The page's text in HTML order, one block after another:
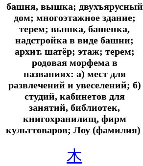
башня, вышка; двухъярусный
дом; многоэтажное здание;
терем; вышка, башенка,
надстройка в виде башни;
архит. шатёр; этаж; терем;
родовая морфема в
названиях: а) мест для
развлечений и увеселений; б)
студий, кабинетов для
занятий, библиотек,
книгохранилищ, фирм
культтоваров; Лоу (фамилия)
木